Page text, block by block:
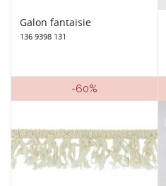
Galon fantaisie
136 9398 131
-60%